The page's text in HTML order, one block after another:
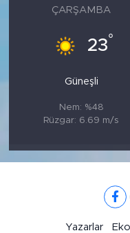
ÇARŞAMBA
23°
Güneşli
Nem: %48
Rüzgar: 6.69 m/s
Yazarlar